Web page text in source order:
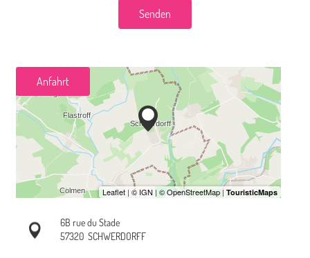
Senden
Anfahrt
6B rue du Stade
57320 SCHWERDORFF